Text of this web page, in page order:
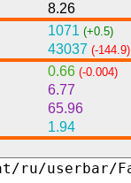
8.26
1071 (+0.5)
43037 (-144.9)
0.66 (-0.004)
6.77
65.96
1.94